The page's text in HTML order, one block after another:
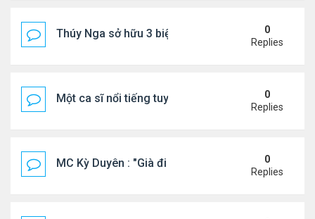
Thúy Nga sở hữu 3 biệt thự triệu USD ở Mỹ
0
Replies
Một ca sĩ nổi tiếng tuyên bố không thu tiền tác
0
Replies
MC Kỳ Duyên : "Già đi cũng là một đặc ân"
0
Replies